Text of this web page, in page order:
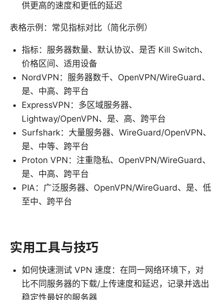
供更高的速度和更低的延迟
表格示例：常见指标对比（简化示例）
指标：服务器数量、默认协议、是否 Kill Switch、
价格区间、适用设备
NordVPN：服务器数千、OpenVPN/WireGuard、
是、中高、跨平台
ExpressVPN：多区域服务器、
Lightway/OpenVPN、是、高、跨平台
Surfshark：大量服务器、WireGuard/OpenVPN、
是、中等、跨平台
Proton VPN：注重隐私、OpenVPN/WireGuard、
是、中高、跨平台
PIA：广泛服务器、OpenVPN/WireGuard、是、低
至中、跨平台
实用工具与技巧
如何快速测试 VPN 速度：在同一网络环境下，对
比不同服务器的下载/上传速度和延迟，记录并选出
稳定性最好的服务器